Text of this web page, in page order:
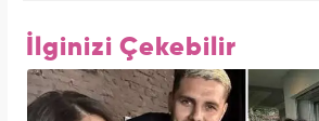
İlginizi Çekebilir